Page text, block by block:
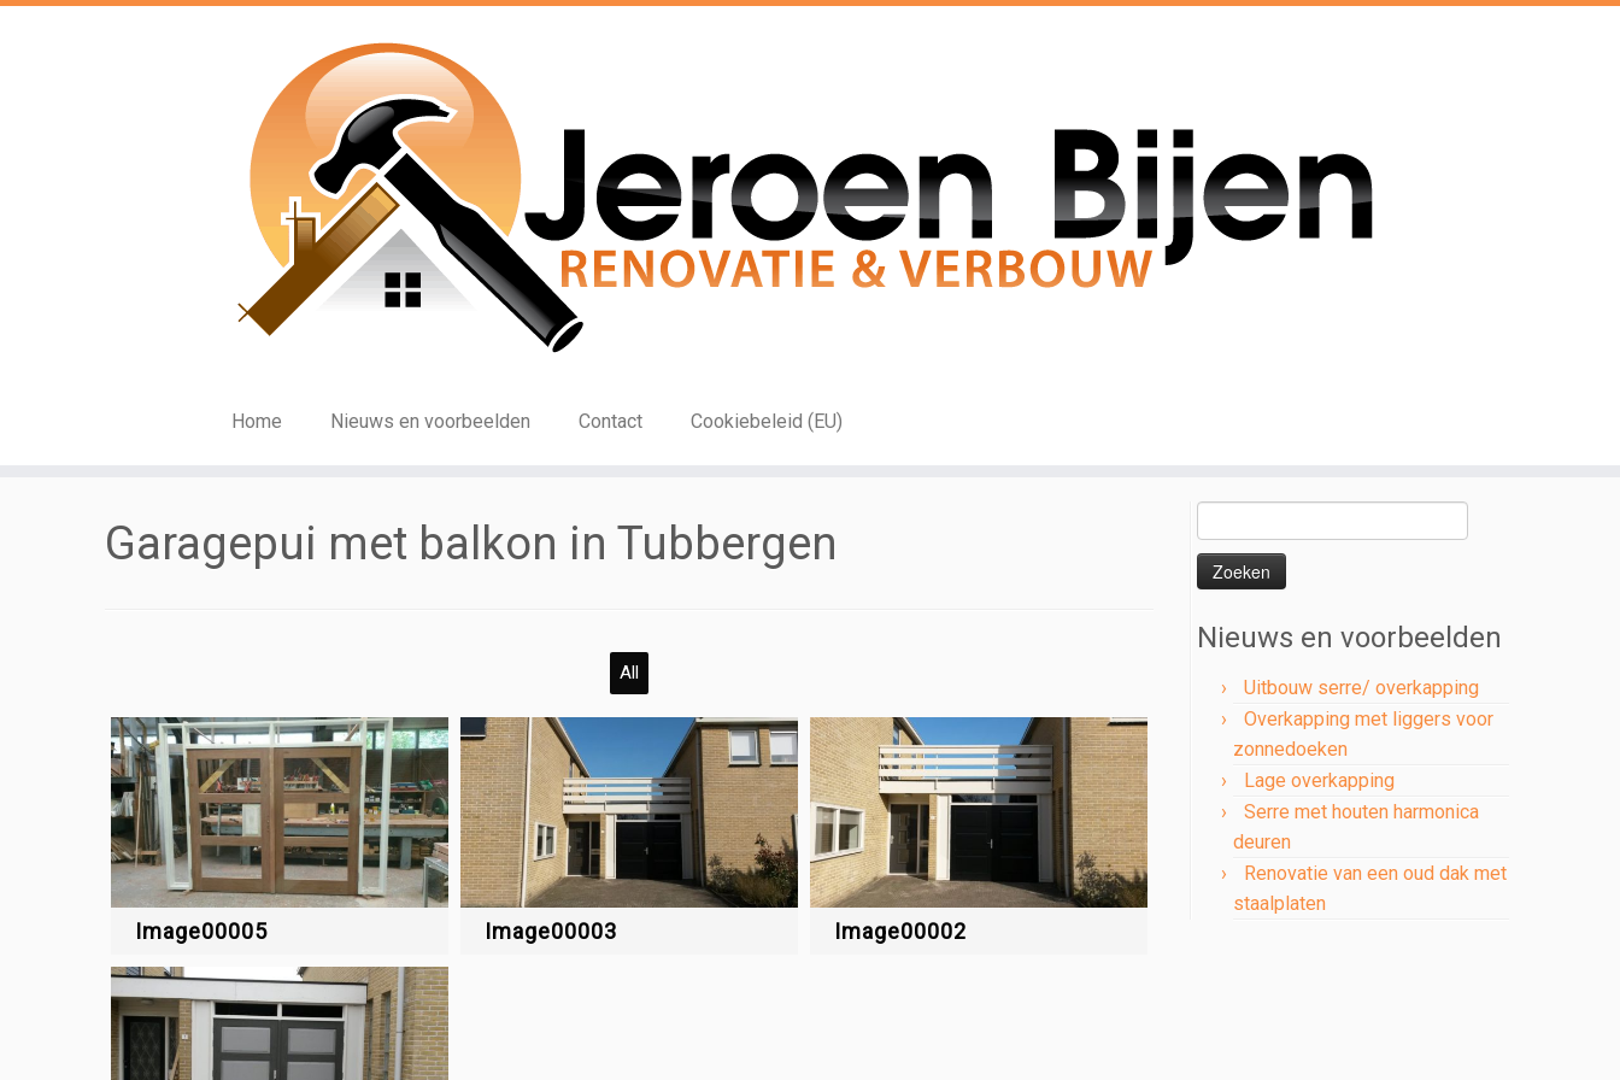
Ga
Home Nieuws en voorbeelden Contact Cookiebeleid (EU)
Garagepui met balkon in Tubbergen
All
Image00005 Image00003 Image00002
naar:
Nieuws en voorbeelden
Uitbouw serre/ overkapping
Overkapping met liggers voor
zonnedoeken
Lage overkapping
Serre met houten harmonica
deuren
Renovatie van een oud dak met
staalplaten